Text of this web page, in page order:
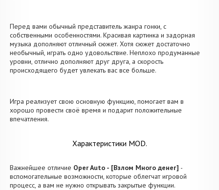
Перед вами обычный представитель жанра гонки, с
собственными особенностями. Красивая картинка и задорная
музыка дополняют отличный сюжет. Хотя сюжет достаточно
необычный, играть одно удовольствие. Неплохо продуманные
уровни, отлично дополняют друг друга, а скорость
происходящего будет увлекать вас все больше.
Игра реализует свою основную функцию, помогает вам в
хорошо провести своё время и подарит положительные
впечатления.
Характеристики MOD.
Важнейшее отличие Oper Auto - [Взлом Много денег] -
вспомогательные возможности, которые облегчат игровой
процесс, а вам не нужно открывать закрытые функции.